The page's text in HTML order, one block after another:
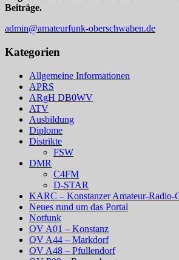
Beiträge.
admin@amateurfunk-oberschwaben.de
Kategorien
Allgemeine Informationen
APRS
ARgH DB0WV
ATV
Ausbildung
Diplome
Distrikte
FSW
DMR
C4FM
D-STAR
KARC – Konstanzer Amateur-Radio-
Neues rund um das Portal
Notfunk
OV A01 – Konstanz
OV A44 – Markdorf
OV A48 – Pfullendorf